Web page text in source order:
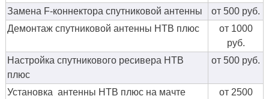
Замена F-коннектора спутниковой антенны
от 500 руб.
Демонтаж спутниковой антенны НТВ плюс
от 1000
руб.
Настройка спутникового ресивера НТВ
плюс
от 500 руб.
Установка антенны НТВ плюс на мачте от 2500